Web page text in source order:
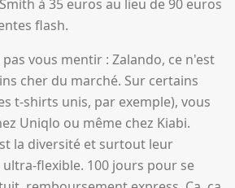
à 35 euros au lieu de 90 euros
flash.
vous mentir : Zalando, ce n'est
cher du marché. Sur certains
t-shirts unis, par exemple), vous
Uniqlo ou même chez Kiabi.
la diversité et surtout leur
flexible. 100 jours pour se